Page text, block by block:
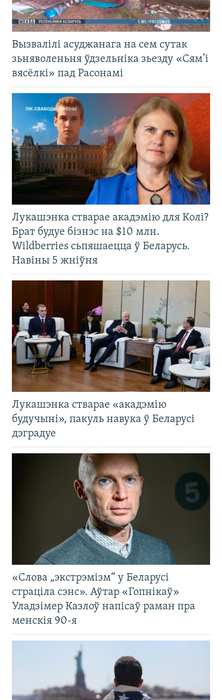
Вызвалілі асуджанага на сем сутак
зьняволеньня ўдзельніка зьезду «Сям’і
вясёлкі» пад Расонамі
Лукашэнка стварае акадэмію для Колі?
Брат будуе бізнэс на $10 млн.
Wildberries сьпяшаецца ў Беларусь.
Навіны 5 жніўня
Лукашэнка стварае «акадэмію
будучыні», пакуль навука ў Беларусі
дэградуе
«Слова „экстрэмізм“ у Беларусі
страціла сэнс». Аўтар «Гопнікаў»
Уладзімер Казлоў напісаў раман пра
менскія 90-я